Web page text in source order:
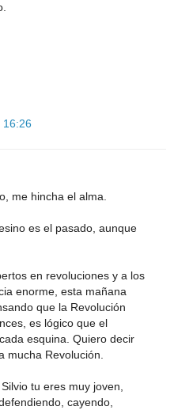
16:26
me hincha el alma.
es el pasado, aunque
en revoluciones y a los
enorme, esta mañana
que la Revolución
es lógico que el
esquina. Quiero decir
mucha Revolución.
tu eres muy joven,
cayendo,